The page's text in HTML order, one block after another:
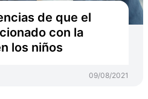
de que el
con la
los niños
09/08/2021